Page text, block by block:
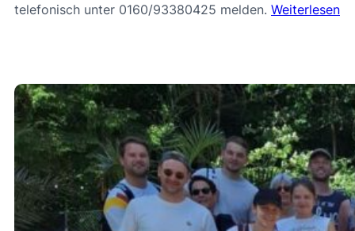
telefonisch unter 0160/93380425 melden. Weiterlesen